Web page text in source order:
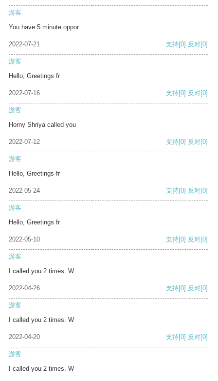
游客
You have 5 minute oppor
2022-07-21 支持[0] 反对[0]
游客
Hello, Greetings fr
2022-07-16 支持[0] 反对[0]
游客
Horny Shriya called you
2022-07-12 支持[0] 反对[0]
游客
Hello, Greetings fr
2022-05-24 支持[0] 反对[0]
游客
Hello, Greetings fr
2022-05-10 支持[0] 反对[0]
游客
I called you 2 times. W
2022-04-26 支持[0] 反对[0]
游客
I called you 2 times. W
2022-04-20 支持[0] 反对[0]
游客
I called you 2 times. W